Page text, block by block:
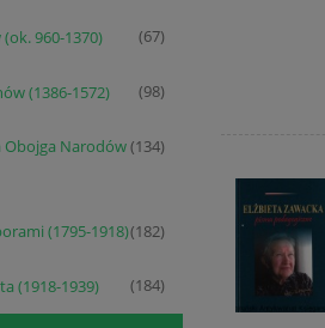
960-1370) (67)
(1386-1572) (98)
Obojga Narodów(134)
(1795-1918)(182)
(1918-1939) (184)